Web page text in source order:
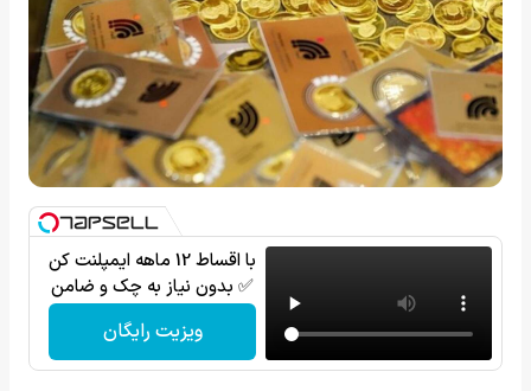
با اقساط 12 ماهه ایمپلنت کن
✅ بدون نیاز به چک و ضامن
ویزیت رایگان